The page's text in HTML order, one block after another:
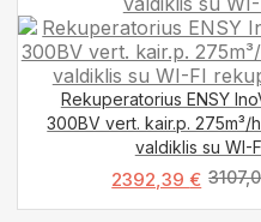
Rekuperatorius ENSY
300BV vert. kair.p. 275m³/
valdiklis su WI-
2392,39 €